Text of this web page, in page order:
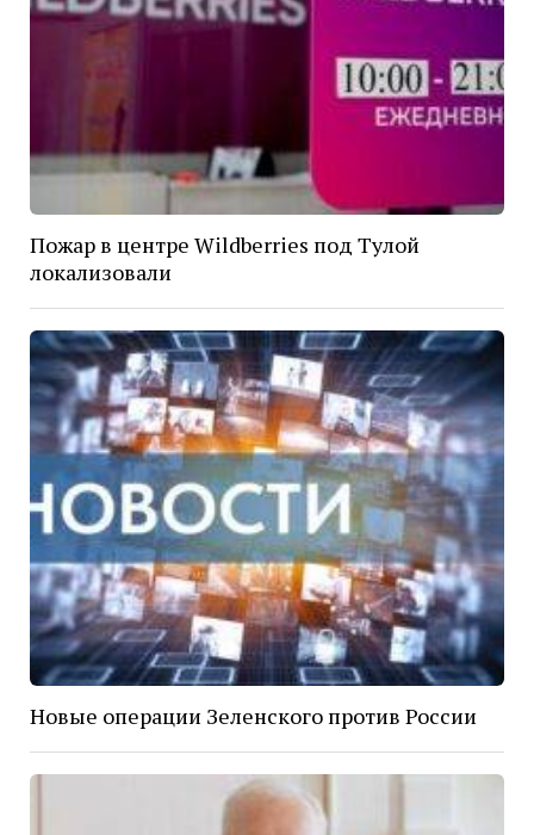
Пожар в центре Wildberries под Тулой
локализовали
Новые операции Зеленского против России